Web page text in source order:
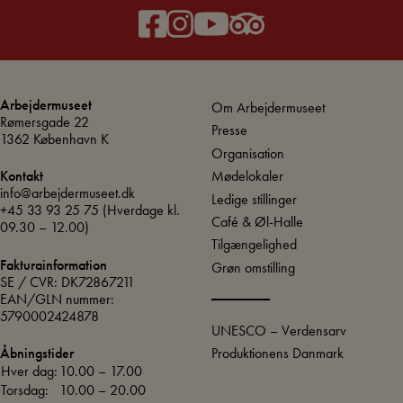
Arbejdermuseet
Rømersgade 22
1362 København K
Kontakt
info@arbejdermuseet.dk
+45 33 93 25 75 (Hverdage kl.
09.30 – 12.00)
Fakturainformation
SE / CVR: DK72867211
EAN/GLN nummer:
5790002424878
Åbningstider
Hver dag: 10.00 – 17.00
Torsdag:
10.00 – 20.00
Om Arbejdermuseet
Presse
Organisation
Mødelokaler
Ledige stillinger
Café & Øl-Halle
Tilgængelighed
Grøn omstilling
UNESCO – Verdensarv
Produktionens Danmark